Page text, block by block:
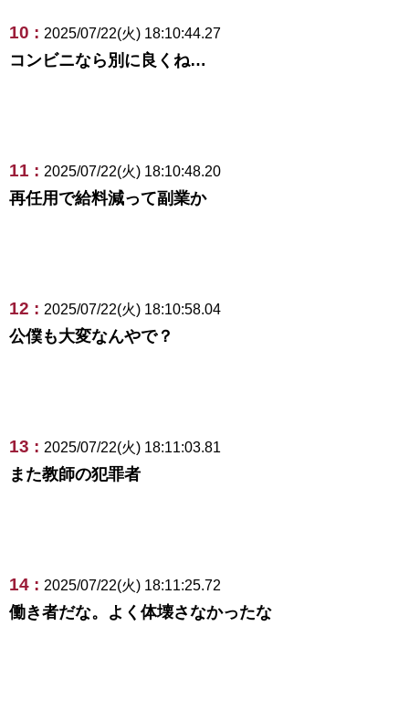
10 : 2025/07/22(火) 18:10:44.27
コンビニなら別に良くね…
11 : 2025/07/22(火) 18:10:48.20
再任用で給料減って副業か
12 : 2025/07/22(火) 18:10:58.04
公僕も大変なんやで？
13 : 2025/07/22(火) 18:11:03.81
また教師の犯罪者
14 : 2025/07/22(火) 18:11:25.72
働き者だな。よく体壊さなかったな